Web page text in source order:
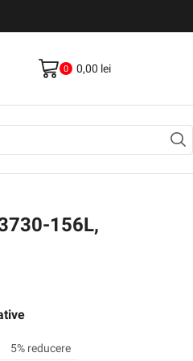
0 0,00 lei
156L,
5% reducere